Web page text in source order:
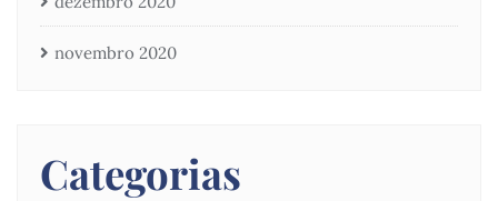
novembro 2020
Categorias